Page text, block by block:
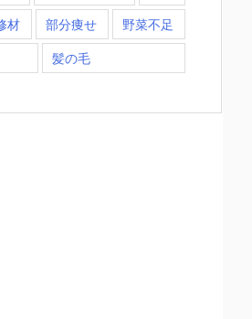
材 部分痩せ
野菜不足
髪の毛